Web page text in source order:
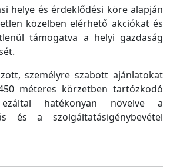
helye és érdeklődési köre alapján
közelben elérhető akciókat és
támogatva a helyi gazdaság
személyre szabott ajánlatokat
méteres körzetben tartózkodó
ezáltal hatékonyan növelve a
és a szolgáltatásigénybevétel